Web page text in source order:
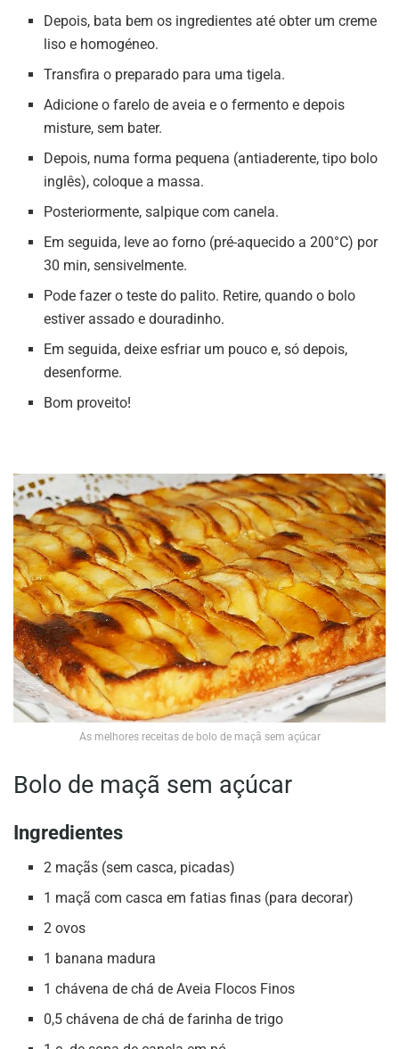
Depois, bata bem os ingredientes até obter um creme
liso e homogéneo.
Transfira o preparado para uma tigela.
Adicione o farelo de aveia e o fermento e depois
misture, sem bater.
Depois, numa forma pequena (antiaderente, tipo bolo
inglês), coloque a massa.
Posteriormente, salpique com canela.
Em seguida, leve ao forno (pré-aquecido a 200°C) por
30 min, sensivelmente.
Pode fazer o teste do palito. Retire, quando o bolo
estiver assado e douradinho.
Em seguida, deixe esfriar um pouco e, só depois,
desenforme.
Bom proveito!
As melhores receitas de bolo de maçã sem açúcar
Bolo de maçã sem açúcar
Ingredientes
2 maçãs (sem casca, picadas)
1 maçã com casca em fatias finas (para decorar)
2 ovos
1 banana madura
1 chávena de chá de Aveia Flocos Finos
0,5 chávena de chá de farinha de trigo